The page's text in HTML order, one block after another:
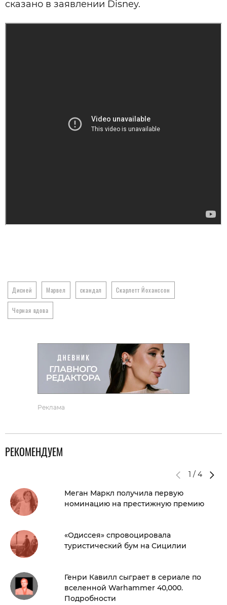
сказано в заявлении Disney.
Дисней Марвел скандал Скарлетт Йоханссон
Черная вдова
Реклама
РЕКОМЕНДУЕМ
1 / 4
Меган Маркл получила первую
номинацию на престижную премию
«Одиссея» спровоцировала
туристический бум на Сицилии
Генри Кавилл сыграет в сериале по
вселенной Warhammer 40,000.
Подробности